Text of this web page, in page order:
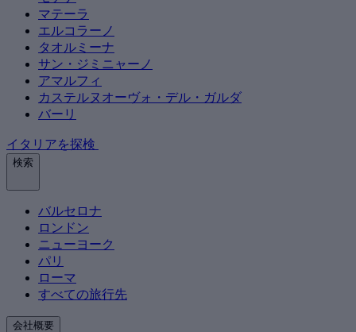
マテーラ
エルコラーノ
タオルミーナ
サン・ジミニャーノ
アマルフィ
カステルヌオーヴォ・デル・ガルダ
バーリ
イタリアを探検
検索
バルセロナ
ロンドン
ニューヨーク
パリ
ローマ
すべての旅行先
会社概要